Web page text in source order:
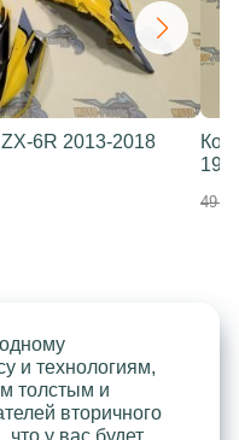
6R 2013-2018
49
и технологиям,
толстым и
вторичного
у вас будет